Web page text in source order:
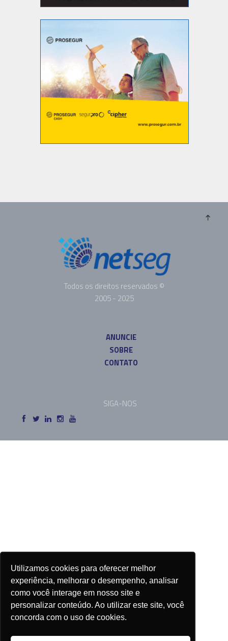
Utilizamos cookies para oferecer melhor
experiência, melhorar o desempenho, analisar
como você interage em nosso site e
personalizar conteúdo. Ao utilizar este site, você
concorda com o uso de cookies.
Todos os direitos reservados ©
2005 - 2025
ANUNCIE
SOBRE
CONTATO
SIGA-NOS